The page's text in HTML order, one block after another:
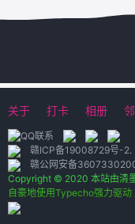
关于 打卡 相册
赣ICP备19008729号-2.
赣公网安备
Copyright © 2020 本站由清
自豪地使用Typecho强力驱